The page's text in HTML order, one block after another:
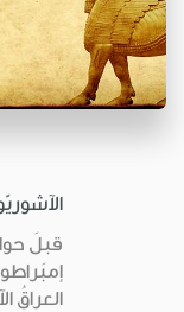
قبلَ
العراقُ